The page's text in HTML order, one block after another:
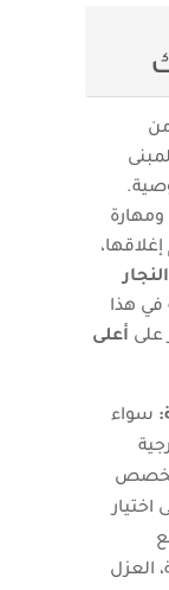
في هذا
على أعلى
سواء
اختيار
العزل